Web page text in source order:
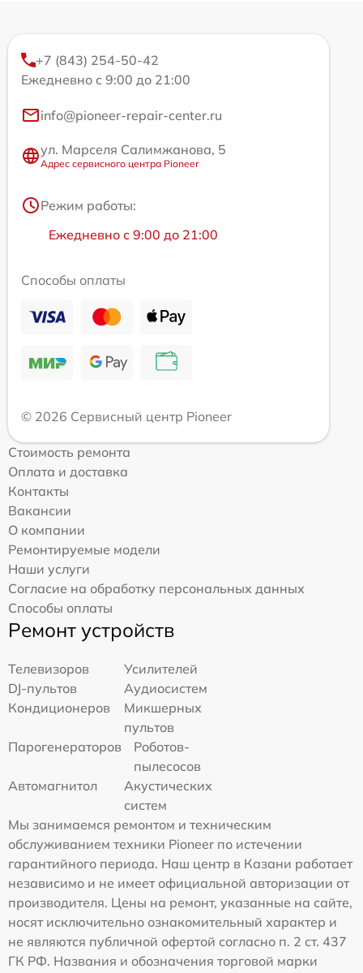
+7 (843) 254-50-42
Ежедневно с 9:00 до 21:00
info@pioneer-repair-center.ru
ул. Марселя Салимжанова, 5
Адрес сервисного центра Pioneer
Режим работы:
Ежедневно с 9:00 до 21:00
Способы оплаты
© 2026 Сервисный центр Pioneer
Стоимость ремонта
Оплата и доставка
Контакты
Вакансии
О компании
Ремонтируемые модели
Наши услуги
Согласие на обработку персональных данных
Способы оплаты
Ремонт устройств
Телевизоров
Усилителей
DJ-пультов
Аудиосистем
Кондиционеров
Микшерных
пультов
Парогенераторов
Роботов-
пылесосов
Автомагнитол
Акустических
систем
Мы занимаемся ремонтом и техническим
обслуживанием техники Pioneer по истечении
гарантийного периода. Наш центр в Казани работает
независимо и не имеет официальной авторизации от
производителя. Цены на ремонт, указанные на сайте,
носят исключительно ознакомительный характер и
не являются публичной офертой согласно п. 2 ст. 437
ГК РФ. Названия и обозначения торговой марки